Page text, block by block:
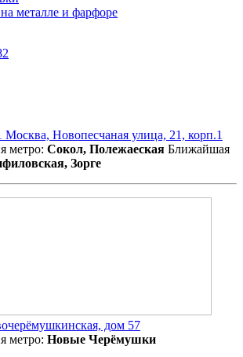
металле и фарфоре
Москва, Новопесчаная улица, 21, корп.1
метро: Сокол, Полежаеская Ближайшая
Зорге
дом 57
метро: Новые Черёмушки